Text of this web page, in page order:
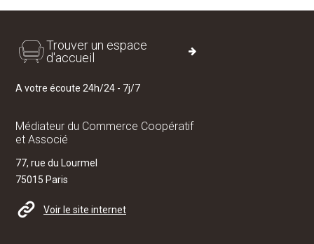
Trouver un espace
d'accueil
A votre écoute 24h/24 - 7j/7
Médiateur du Commerce Coopératif
et Associé
77, rue du Lourmel
75015 Paris
Voir le site internet